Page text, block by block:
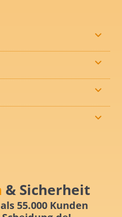
& Sicherheit
55.000 Kunden